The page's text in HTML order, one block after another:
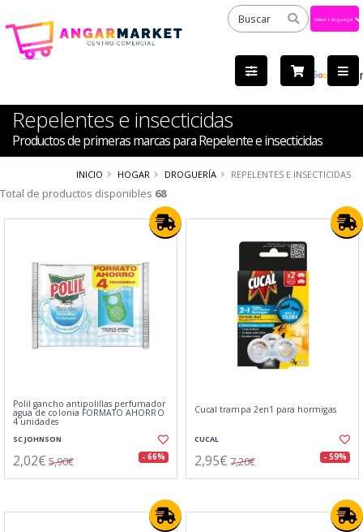
by
Repelentes e insecticidas
Productos de primeras marcas para Repelente e insecticidas
INICIO HOGAR DROGUERÍA REPELENTES E INSECTICIDAS
Total de productos disponibles 68
Polil gancho antipolillas perfumador
agua de colonia FORMATO AHORRO
4 unidades
SC JOHNSON
2,02€ 5,90€ - 66%
Cucal trampa 2en1 para hormigas
CUCAL
2,95€ 7,20€ - 59%